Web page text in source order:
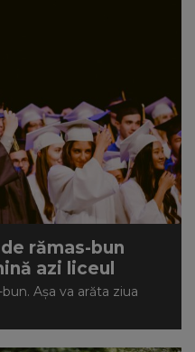
rămas-bun
azi liceul
Așa va arăta ziua